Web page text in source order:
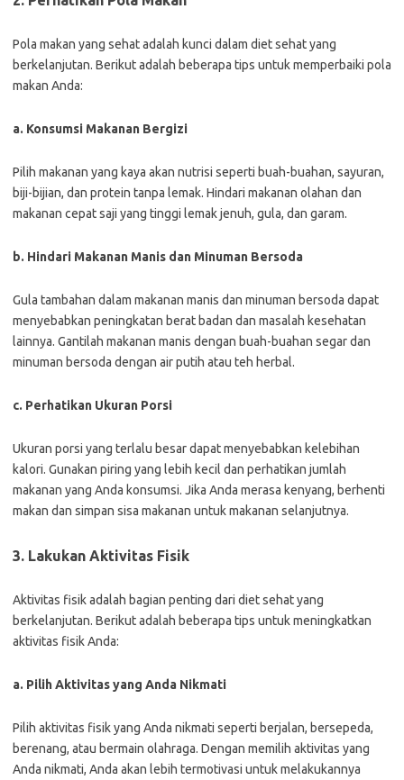
Pola makan yang sehat adalah kunci dalam diet sehat yang
berkelanjutan. Berikut adalah beberapa tips untuk memperbaiki pola
makan Anda:
a. Konsumsi Makanan Bergizi
Pilih makanan yang kaya akan nutrisi seperti buah-buahan, sayuran,
biji-bijian, dan protein tanpa lemak. Hindari makanan olahan dan
makanan cepat saji yang tinggi lemak jenuh, gula, dan garam.
b. Hindari Makanan Manis dan Minuman Bersoda
Gula tambahan dalam makanan manis dan minuman bersoda dapat
menyebabkan peningkatan berat badan dan masalah kesehatan
lainnya. Gantilah makanan manis dengan buah-buahan segar dan
minuman bersoda dengan air putih atau teh herbal.
c. Perhatikan Ukuran Porsi
Ukuran porsi yang terlalu besar dapat menyebabkan kelebihan
kalori. Gunakan piring yang lebih kecil dan perhatikan jumlah
makanan yang Anda konsumsi. Jika Anda merasa kenyang, berhenti
makan dan simpan sisa makanan untuk makanan selanjutnya.
3. Lakukan Aktivitas Fisik
Aktivitas fisik adalah bagian penting dari diet sehat yang
berkelanjutan. Berikut adalah beberapa tips untuk meningkatkan
aktivitas fisik Anda:
a. Pilih Aktivitas yang Anda Nikmati
Pilih aktivitas fisik yang Anda nikmati seperti berjalan, bersepeda,
berenang, atau bermain olahraga. Dengan memilih aktivitas yang
Anda nikmati, Anda akan lebih termotivasi untuk melakukannya